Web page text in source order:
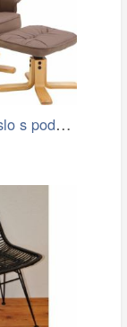
Relaxační křeslo s podnožkou, cappucino…